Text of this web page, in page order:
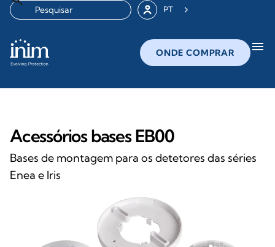
PT
ONDE COMPRAR menu
Acessórios bases EB00
Bases de montagem para os detetores das séries
Enea e Iris